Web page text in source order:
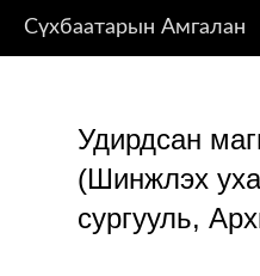
Сүхбаатарын Амгалан
Удирдсан
(Шинжлэх
сургууль,